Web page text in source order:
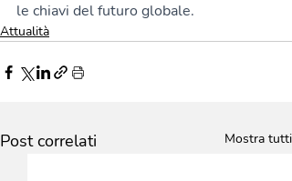
le chiavi del futuro globale.
Attualità
Post correlati Mostra tutti